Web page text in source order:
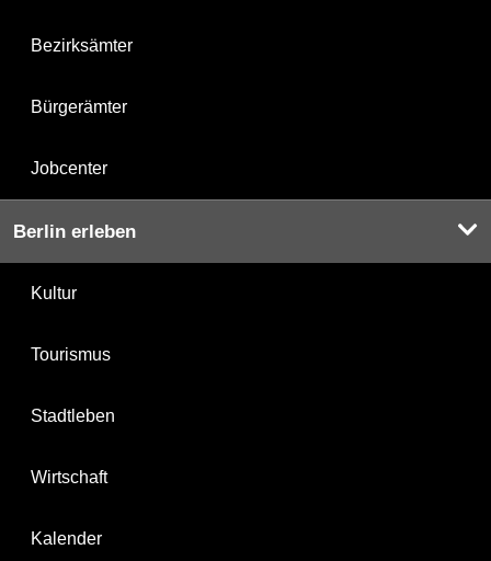
Bezirksämter
Bürgerämter
Jobcenter
Berlin erleben
Kultur
Tourismus
Stadtleben
Wirtschaft
Kalender